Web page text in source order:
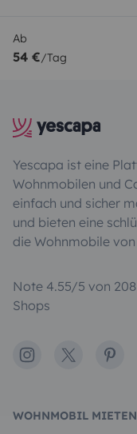
Ab
54 €/Tag
Yescapa ist eine
Wohnmobilen und
einfach und sicher
und bieten eine
die Wohnmobile
Note 4.55/5 von
Shops
Instagram
X
WOHNMOBIL MIETEN